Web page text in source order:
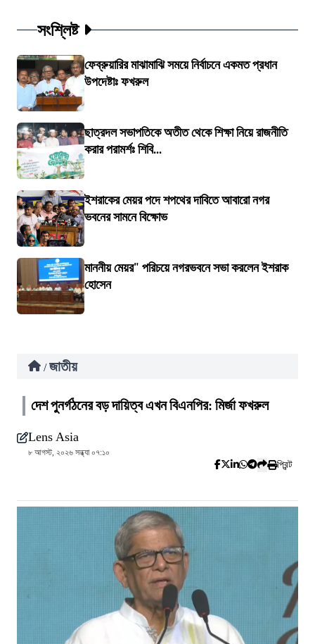
সংশ্লিষ্ট
ফেব্রুয়ারির মাঝামাঝি সময়ে নির্বাচনে একমত প্রধান
উপদেষ্টাঃ ফখরুল
ছাত্রদল সভাপতিকে অতীত থেকে শিক্ষা নিয়ে রাজনীতি
করার পরামর্শঃ শিবি...
ইশরাকের মেয়র পদে শপথের দাবিতে আবারো নগর
ভবনের সামনে বিক্ষোভ
মাননীয় মেয়র" পরিচয়ে নগরভবনে সভা করলেন ইশরাক
হোসেন
/ জাতীয়
দেশ পুনর্গঠনের বড় দায়িত্ব এখন বিএনপির: মির্জা ফখরুল
Lens Asia
৮ আগস্ট, ২০২৬ সন্ধ্যা ০৭:১০
প্রিন্ট